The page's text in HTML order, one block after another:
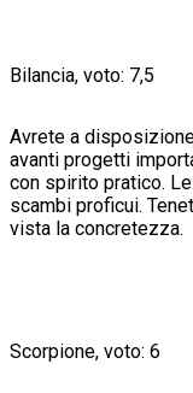
Bilancia, voto: 7,5
Avrete a
avanti progetti
con spirito pratico.
scambi proficui.
vista la concretezza.
Scorpione, voto: 6